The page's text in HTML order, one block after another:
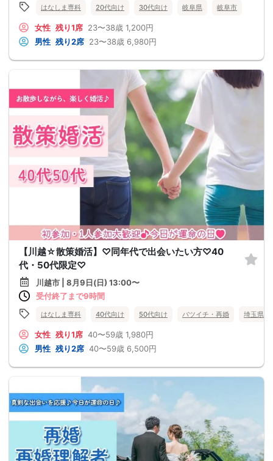
はなしま専科 20代向け 30代向け 岐阜県 岐阜市
女性 残り1席 23〜38歳 1,200円
男性 残り2席 23〜38歳 6,980円
【川越☆散策婚活】♡同年代で出会いたい方♡40
代・50代限定♡
川越市 | 8月9日(日) 13:00〜
受付終了まで9時間
はなしま専科 40代向け 50代向け バツイチ・再婚 埼玉県
女性 残り1席 40〜59歳 1,980円
男性 残り2席 40〜59歳 6,500円